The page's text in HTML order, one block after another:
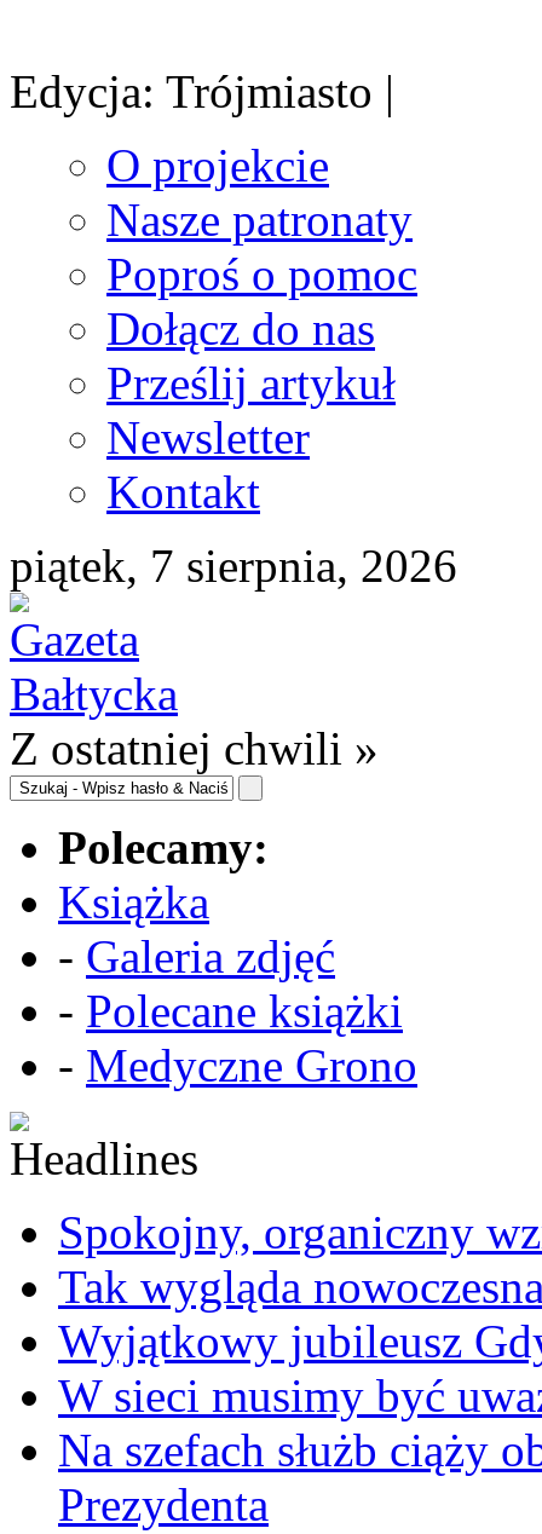
Edycja: Trójmiasto |
O projekcie
Nasze patronaty
Poproś o pomoc
Dołącz do nas
Prześlij artykuł
Newsletter
Kontakt
piątek, 7 sierpnia, 2026
Z ostatniej chwili »
Polecamy:
Książka
- Galeria zdjęć
- Polecane książki
- Medyczne Grono
Spokojny, organiczny
Tak wygląda
Wyjątkowy jubileusz
W sieci musimy być
Na szefach służb ciąży
Prezydenta